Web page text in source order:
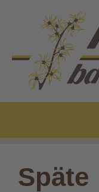
springen
Späte